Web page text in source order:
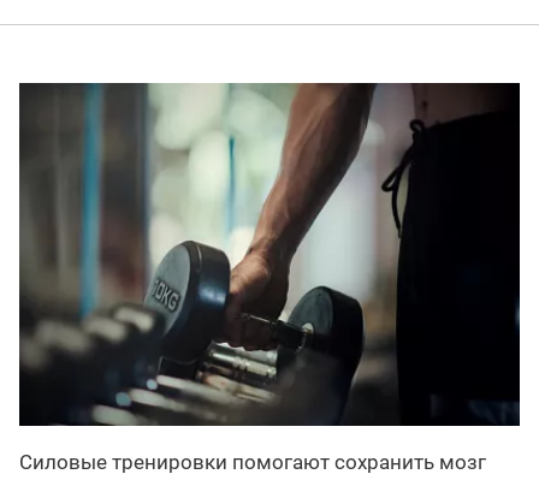
Силовые тренировки помогают сохранить мозг